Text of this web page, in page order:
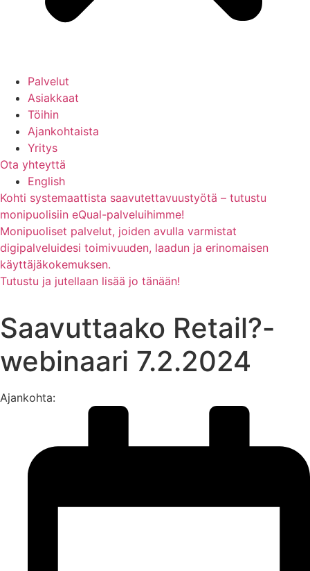
Palvelut
Asiakkaat
Töihin
Ajankohtaista
Yritys
Ota yhteyttä
English
Kohti systemaattista saavutettavuustyötä – tutustu
monipuolisiin eQual-palveluihimme!
Monipuoliset palvelut, joiden avulla varmistat
digipalveluidesi toimivuuden, laadun ja erinomaisen
käyttäjäkokemuksen.
Tutustu ja jutellaan lisää jo tänään!
Saavuttaako Retail?-
webinaari 7.2.2024
Ajankohta: